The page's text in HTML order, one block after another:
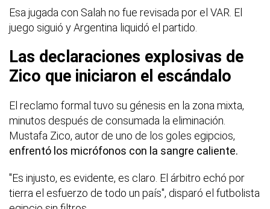
Esa jugada con Salah no fue revisada por el VAR. El
juego siguió y Argentina liquidó el partido.
Las declaraciones explosivas de
Zico que iniciaron el escándalo
El reclamo formal tuvo su génesis en la zona mixta,
minutos después de consumada la eliminación.
Mustafa Zico, autor de uno de los goles egipcios,
enfrentó los micrófonos con la sangre caliente.
"Es injusto, es evidente, es claro. El árbitro echó por
tierra el esfuerzo de todo un país", disparó el futbolista